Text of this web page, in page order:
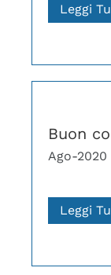
Leggi
Buon
Ago-2020
Leggi